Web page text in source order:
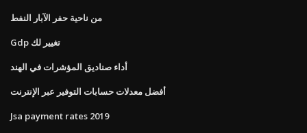
من ناحية حفر الآبار النفط
Gdp تغيير لك
أداء صناديق المؤشرات في الهند
أفضل معدلات حسابات التوفير عبر الإنترنت
Jsa payment rates 2019